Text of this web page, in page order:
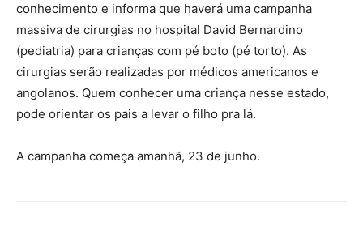
conhecimento e informa que haverá uma campanha
massiva de cirurgias no hospital David Bernardino
(pediatria) para crianças com pé boto (pé torto). As
cirurgias serão realizadas por médicos americanos e
angolanos. Quem conhecer uma criança nesse estado,
pode orientar os pais a levar o filho pra lá.
A campanha começa amanhã, 23 de junho.